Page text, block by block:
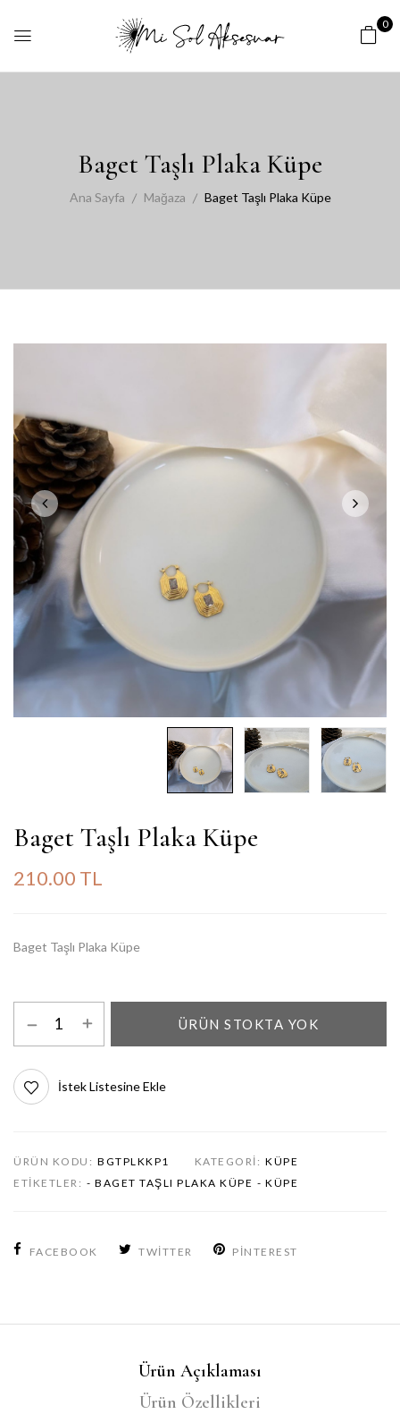
0
Baget Taşlı Plaka Küpe
Ana Sayfa Mağaza Baget Taşlı Plaka Küpe
Baget Taşlı Plaka Küpe
210.00 TL
Baget Taşlı Plaka Küpe
ÜRÜN STOKTA YOK
İstek Listesine Ekle
ÜRÜN KODU: BGTPLKKP1 KATEGORI: KÜPE
ETIKETLER: - BAGET TAŞLI PLAKA KÜPE - KÜPE
FACEBOOK TWITTER PINTEREST
Ürün Açıklaması
Ürün Özellikleri